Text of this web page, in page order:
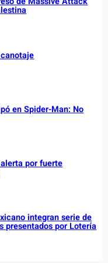
en Spider-Man: No
por fuerte
integran serie de
presentados por Lotería